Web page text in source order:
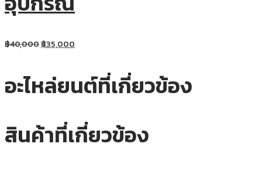
฿40,000฿35,000
อะไหล่ยนต์ที่เกี่ยวข้อง
สินค้าที่เกี่ยวข้อง